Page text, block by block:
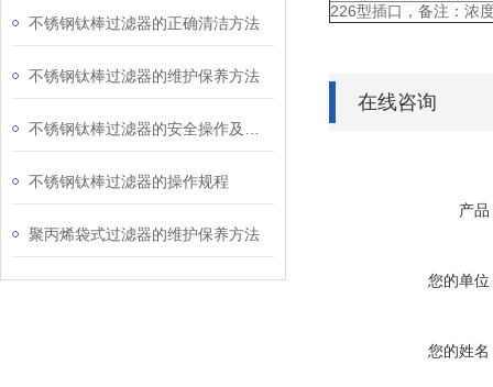
不锈钢钛棒过滤器的正确清洁方法
不锈钢钛棒过滤器的维护保养方法
不锈钢钛棒过滤器的操作规程
聚丙烯袋式过滤器的维护保养方法
226型插口，备注：浓
在线咨询
产品
您的单位
您的姓名